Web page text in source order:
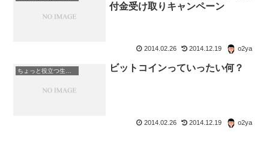
付金受け取りキャンペーン
2014.02.26 2014.12.19 o2ya
ビットコインっていったい何？
2014.02.26 2014.12.19 o2ya